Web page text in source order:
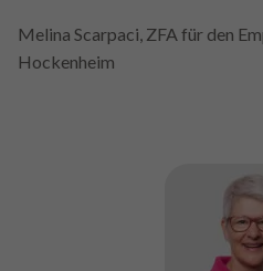
Melina Scarpaci, ZFA für den
Hockenheim